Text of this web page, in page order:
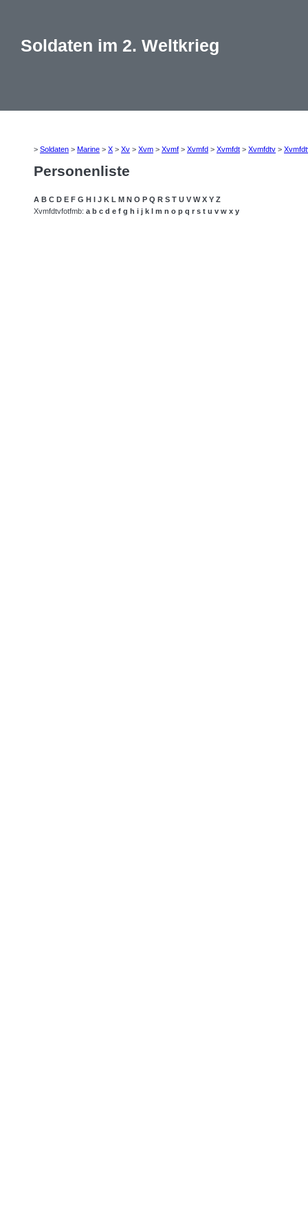
Soldaten im 2. Weltkrieg
> Soldaten > Marine > X > Xv > Xvm > Xvmf > Xvmfd > Xvmfdt > Xvmfdtv >
Personenliste
A B C D E F G H I J K L M N O P Q R S T U V W X Y Z
Xvmfdtvfotfmb: a b c d e f g h i j k l m n o p q r s t u v w x y